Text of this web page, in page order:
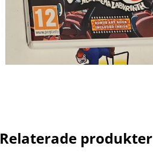
Relaterade produkter